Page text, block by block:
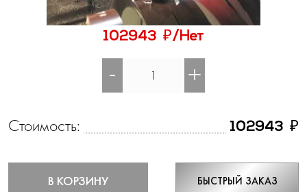
102943 ₽/Нет
- +
Стоимость: 102943 ₽
В КОРЗИНУ БЫСТРЫЙ ЗАКАЗ